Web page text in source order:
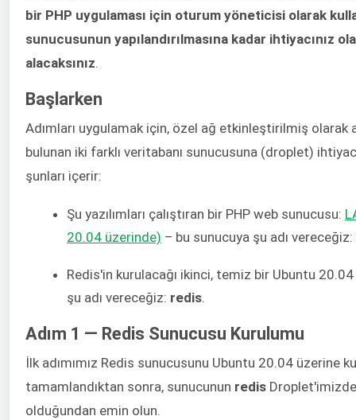
bir PHP uygulaması için oturum yöneticisi olarak
sunucusunun yapılandırılmasına kadar ihtiyacınız
alacaksınız
Başlarken
Adımları uygulamak için, özel ağ etkinleştirilmiş olarak
bulunan iki farklı veritabanı sunucusuna (droplet)
şunları içerir:
Şu yazılımları çalıştıran bir PHP web sunucusu:
20.04 üzerinde) – bu sunucuya şu adı vereceğiz:
Redis'in kurulacağı ikinci, temiz bir Ubuntu
şu adı vereceğiz: redis
Adım 1 — Redis Sunucusu Kurulumu
İlk adımımız Redis sunucusunu Ubuntu 20.04 üzerine
tamamlandıktan sonra, sunucunun redis
olduğundan emin olun.